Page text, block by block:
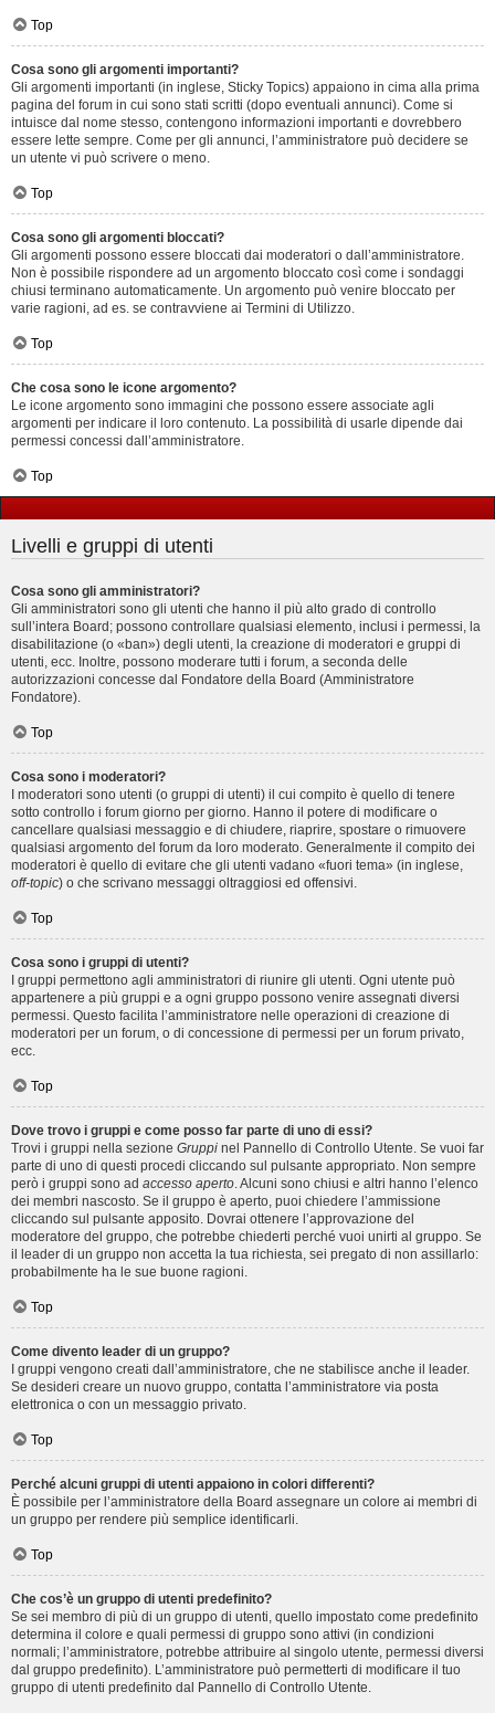
Top
Cosa sono gli argomenti importanti?
Gli argomenti importanti (in inglese, Sticky Topics) appaiono in cima alla prima
pagina del forum in cui sono stati scritti (dopo eventuali annunci). Come si
intuisce dal nome stesso, contengono informazioni importanti e dovrebbero
essere lette sempre. Come per gli annunci, l’amministratore può decidere se
un utente vi può scrivere o meno.
Top
Cosa sono gli argomenti bloccati?
Gli argomenti possono essere bloccati dai moderatori o dall’amministratore.
Non è possibile rispondere ad un argomento bloccato così come i sondaggi
chiusi terminano automaticamente. Un argomento può venire bloccato per
varie ragioni, ad es. se contravviene ai Termini di Utilizzo.
Top
Che cosa sono le icone argomento?
Le icone argomento sono immagini che possono essere associate agli
argomenti per indicare il loro contenuto. La possibilità di usarle dipende dai
permessi concessi dall’amministratore.
Top
Livelli e gruppi di utenti
Cosa sono gli amministratori?
Gli amministratori sono gli utenti che hanno il più alto grado di controllo
sull’intera Board; possono controllare qualsiasi elemento, inclusi i permessi, la
disabilitazione (o «ban») degli utenti, la creazione di moderatori e gruppi di
utenti, ecc. Inoltre, possono moderare tutti i forum, a seconda delle
autorizzazioni concesse dal Fondatore della Board (Amministratore
Fondatore).
Top
Cosa sono i moderatori?
I moderatori sono utenti (o gruppi di utenti) il cui compito è quello di tenere
sotto controllo i forum giorno per giorno. Hanno il potere di modificare o
cancellare qualsiasi messaggio e di chiudere, riaprire, spostare o rimuovere
qualsiasi argomento del forum da loro moderato. Generalmente il compito dei
moderatori è quello di evitare che gli utenti vadano «fuori tema» (in inglese,
off-topic) o che scrivano messaggi oltraggiosi ed offensivi.
Top
Cosa sono i gruppi di utenti?
I gruppi permettono agli amministratori di riunire gli utenti. Ogni utente può
appartenere a più gruppi e a ogni gruppo possono venire assegnati diversi
permessi. Questo facilita l’amministratore nelle operazioni di creazione di
moderatori per un forum, o di concessione di permessi per un forum privato,
ecc.
Top
Dove trovo i gruppi e come posso far parte di uno di essi?
Trovi i gruppi nella sezione Gruppi nel Pannello di Controllo Utente. Se vuoi far
parte di uno di questi procedi cliccando sul pulsante appropriato. Non sempre
però i gruppi sono ad accesso aperto. Alcuni sono chiusi e altri hanno l’elenco
dei membri nascosto. Se il gruppo è aperto, puoi chiedere l’ammissione
cliccando sul pulsante apposito. Dovrai ottenere l’approvazione del
moderatore del gruppo, che potrebbe chiederti perché vuoi unirti al gruppo. Se
il leader di un gruppo non accetta la tua richiesta, sei pregato di non assillarlo:
probabilmente ha le sue buone ragioni.
Top
Come divento leader di un gruppo?
I gruppi vengono creati dall’amministratore, che ne stabilisce anche il leader.
Se desideri creare un nuovo gruppo, contatta l’amministratore via posta
elettronica o con un messaggio privato.
Top
Perché alcuni gruppi di utenti appaiono in colori differenti?
È possibile per l’amministratore della Board assegnare un colore ai membri di
un gruppo per rendere più semplice identificarli.
Top
Che cos’è un gruppo di utenti predefinito?
Se sei membro di più di un gruppo di utenti, quello impostato come predefinito
determina il colore e quali permessi di gruppo sono attivi (in condizioni
normali; l’amministratore, potrebbe attribuire al singolo utente, permessi diversi
dal gruppo predefinito). L’amministratore può permetterti di modificare il tuo
gruppo di utenti predefinito dal Pannello di Controllo Utente.